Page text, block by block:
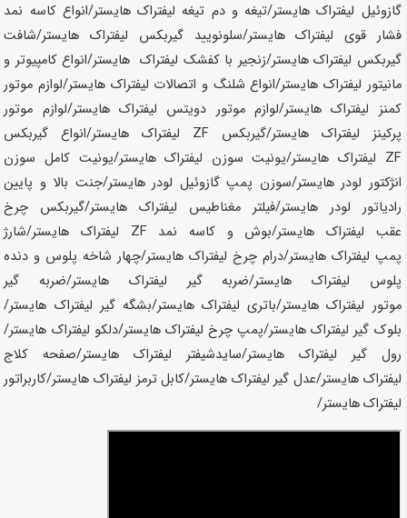
گازوئیل لیفتراکهایستر/تیغه و دم تیغه لیفتراکهایستر/انواع کاسه نمد
فشار قوی لیفتراکهایستر/سلونویید گیربکس لیفتراکهایستر/شافت
گیربکس لیفتراکهایستر/زنجیر با کفشک لیفتراک هایستر/انواع کامپیوتر و
مانیتور لیفتراک هایستر/انواع شلنگ و اتصالات لیفتراک هایستر/لوازم موتور
کمنز لیفتراکهایستر/لوازم موتور دویتس لیفتراکهایستر/لوازم موتور
پرکینز لیفتراک هایستر/گیربکس ZF لیفتراک هایستر/انواع گیربکس
ZF لیفتراک
هایستر/یونیت سوزن لیفتراکهایستر/یونیت کامل سوزن
انژکتور لودرهایستر/سوزن پمپ گازوئیل لودرهایستر/جنت بالا و پایین
رادیاتور لودر هایستر/فیلتر مغناطیس لیفتراکهایستر/گیربکس چرخ
عقب لیفتراک هایستر/بوش و کاسه نمد ZF لیفتراک هایستر/شارژ
پمپ لیفتراک هایستر/درام چرخ لیفتراک هایستر/چهار شاخه پلوس و دنده
پلوس لیفتراک هایستر/ضربه گیر لیفتراک هایستر/ضربه گیر
موتور لیفتراکهایستر/باتری لیفتراکهایستر/بشگه گیر لیفتراک هایستر/
بلوک گیر لیفتراکهایستر/پمپ چرخ لیفتراک هایستر/دلکو لیفتراک هایستر/
رول گیر لیفتراک هایستر/سایدشیفتر لیفتراکهایستر/صفحه کلاج
لیفتراک هایستر/عدل گیر لیفتراک هایستر/کابل ترمز لیفتراکهایستر/کاربراتور
لیفتراکهایستر/